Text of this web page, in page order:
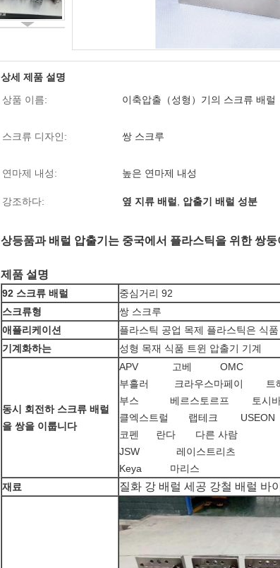
상세 제품 설명
상품 이름:
이축압출（성형）기의 스크류 배럴
스크류 디자인: 쌍 스크루
연마제 내성: 높은 연마제 내성
강조하다: 옆 지류 배럴 압출기 배럴 성분
상등품과 배럴 압출기는 중국에서 플라스틱을 위한 쌍
제품 설명
92 스크류 배럴
중심거리 92
스크류형
쌍 스크루
애플리케이션
플라스틱 공업 목제 플라스틱은 식
기계화하는
성형 목재 식품 트윈 압출기 기계
동시 회전하 스크류 배럴
을 쌍을 이룹니다
APV 고베 OMC
부흘러 크라우스마페이 트
부스 베르스토르프 토시
클엑스트럴 랩테크 USEON
코펜 란다 다른 사람
JSW 레이스트리츠
Keya 마리스
재료
질화 강 배럴 세공 강철 배럴 바